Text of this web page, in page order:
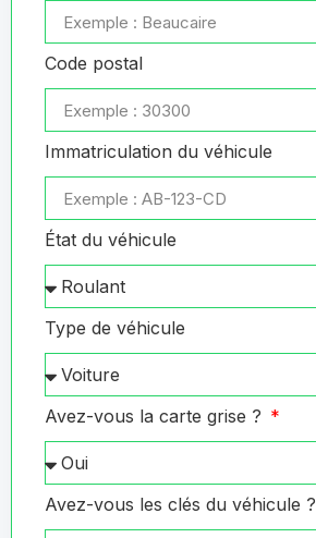
Code postal
Immatriculation du véhicule
État du véhicule
Type de véhicule
Avez-vous la carte grise ?
Avez-vous les clés du véhicule ?